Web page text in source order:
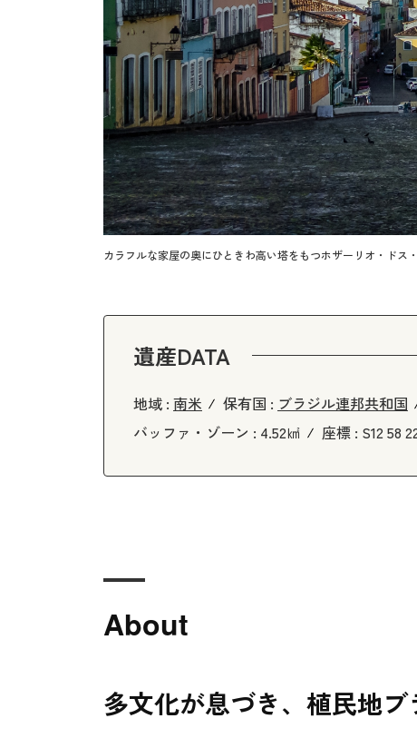
カラフルな家屋の奥にひときわ高い塔をもつホザーリオ・ドス
遺産DATA
地域 : 南米 保有国 : ブラジル連邦共和国
バッファ・ゾーン : 4.52㎢ 座標 : S12 58
About
多文化が息づき、植民地